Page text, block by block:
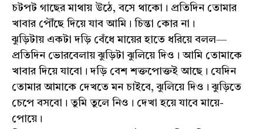
চটপট গাছের মাথায় উঠে, বসে থাকো। প্রতিদিন তোমার
খাবার পৌঁছে দিয়ে যাব আমি। চিন্তা কোর না।
ঝুড়িটায় একটা দড়ি বেঁধে মায়ের হাতে ধরিয়ে বলল—
প্রতিদিন ভোরবেলায় ঝুড়িটা ঝুলিয়ে দিও। আমি তোমাকে
খাবার দিয়ে যাবো। দড়ি বেশ শক্তপোক্তই আছে। যেদিন
তোমার আমাকে দেখতে মন চাইবে, ঝুলিয়ে দিও। ঝুড়িতে
চেপে বসবো। তুমি তুলে নিও। দেখা হয়ে যাবে মায়ে-
পোয়ে।